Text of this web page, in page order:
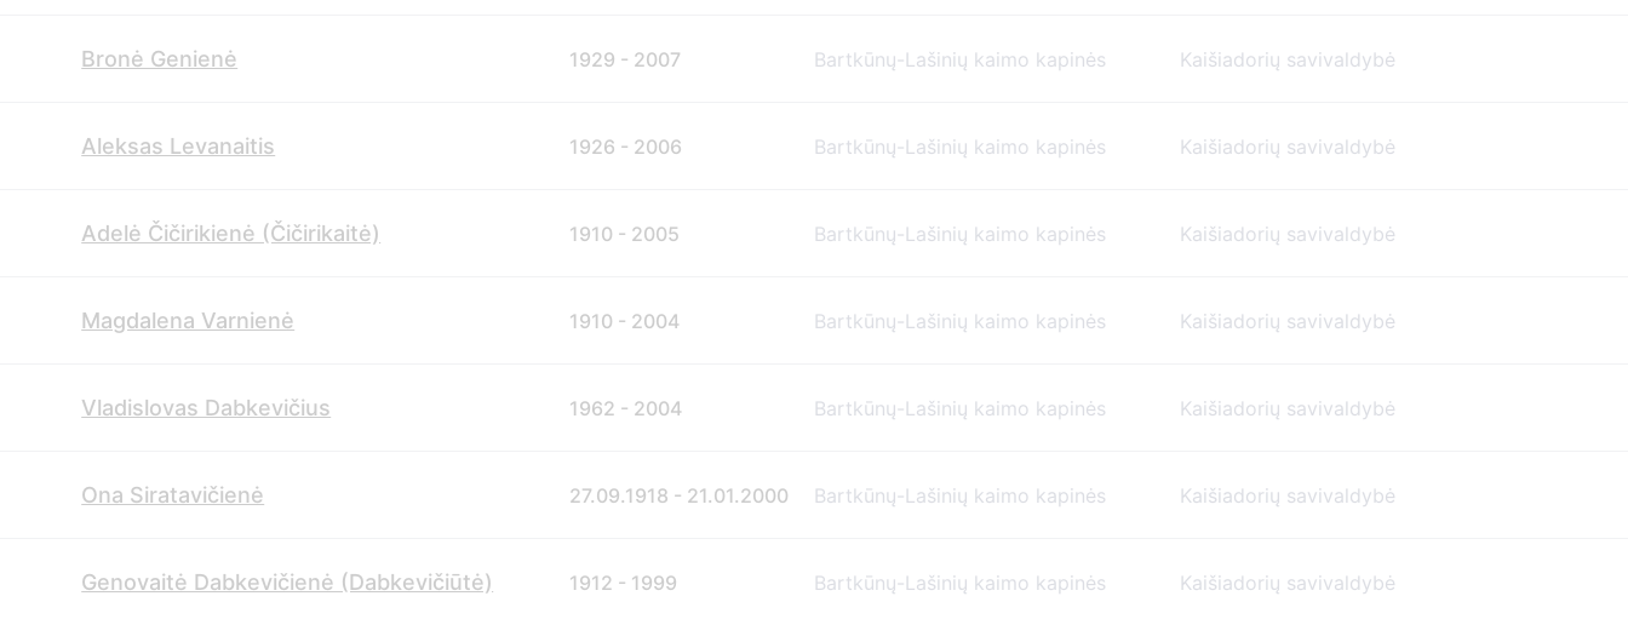
Bronė Genienė 1929 - 2007 Bartkūnų-Lašinių kaimo kapinės Kaišiadorių savivaldybė
Aleksas Levanaitis 1926 - 2006 Bartkūnų-Lašinių kaimo kapinės Kaišiadorių savivaldybė
Adelė Čičirikienė (Čičirikaitė) 1910 - 2005 Bartkūnų-Lašinių kaimo kapinės Kaišiadorių savivaldybė
Magdalena Varnienė 1910 - 2004 Bartkūnų-Lašinių kaimo kapinės Kaišiadorių savivaldybė
Vladislovas Dabkevičius 1962 - 2004 Bartkūnų-Lašinių kaimo kapinės Kaišiadorių savivaldybė
Ona Siratavičienė 27.09.1918 - 21.01.2000 Bartkūnų-Lašinių kaimo kapinės Kaišiadorių savivaldybė
Genovaitė Dabkevičienė (Dabkevičiūtė) 1912 - 1999 Bartkūnų-Lašinių kaimo kapinės Kaišiadorių savivaldybė